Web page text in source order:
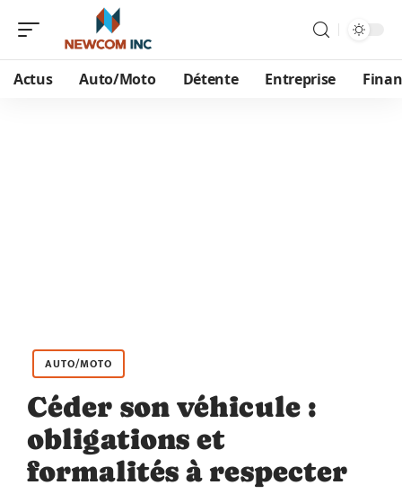
Actus Auto/Moto Détente Entreprise
AUTO/MOTO
Céder son véhicule :
obligations et
formalités à respecter